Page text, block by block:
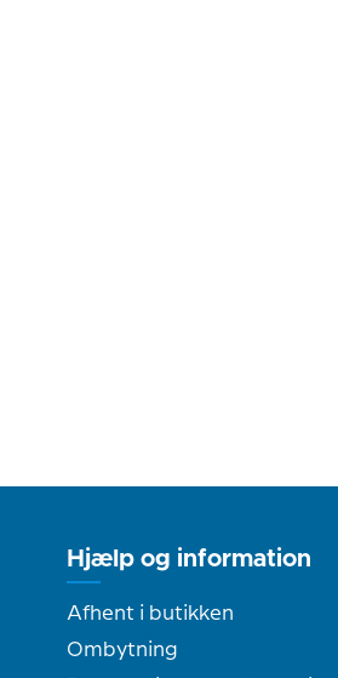
Hjælp og information
Afhent i butikken
Ombytning